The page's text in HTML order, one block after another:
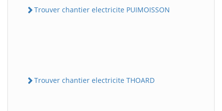
Trouver chantier electricite PUIMOISSON
Trouver chantier electricite THOARD